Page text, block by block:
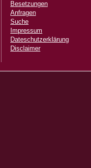
Besetzungen
Anfragen
Suche
Impressum
Dateschutzerklärung
Disclaimer